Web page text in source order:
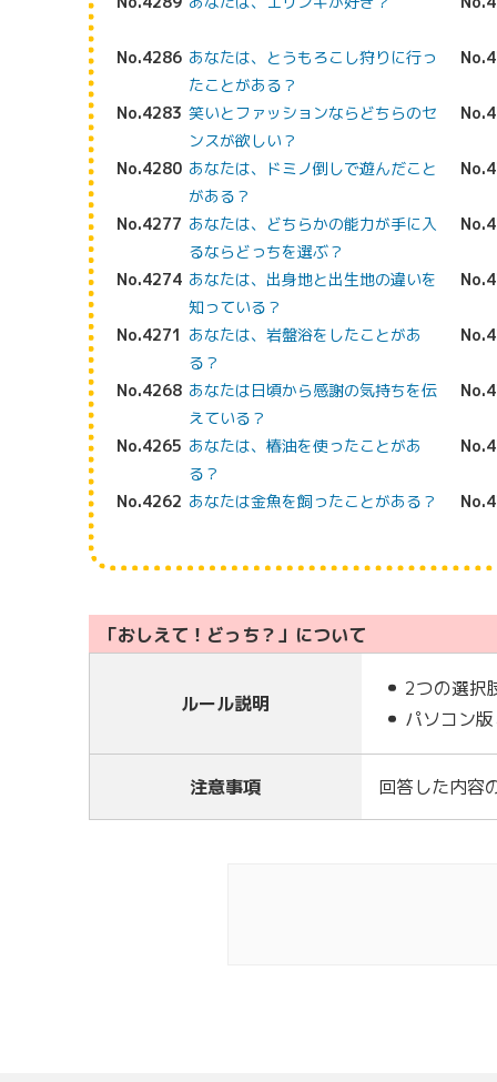
No.4286 あなたは、とうもろこし狩りに行っ
たことがある？
No.4283 笑いとファッションならどちらのセ
ンスが欲しい？
No.4280 あなたは、ドミノ倒しで遊んだこと
がある？
No.4277 あなたは、どちらかの能力が手に入
るならどっちを選ぶ？
No.4274 あなたは、出身地と出生地の違いを
知っている？
No.4271 あなたは、岩盤浴をしたことがあ
る？
No.4268 あなたは日頃から感謝の気持ちを伝
えている？
No.4265 あなたは、椿油を使ったことがあ
る？
No.4262 あなたは金魚を飼ったことがある？
「おしえて！どっち？」について
ルール説明
2つの選択
パソコン
注意事項 回答した内容